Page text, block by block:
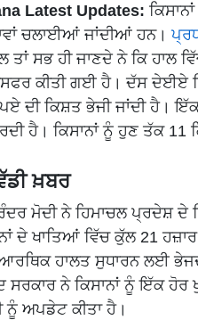
Latest Updates:
ਚਲਾਈਆਂ ਜਾਂਦੀਆਂ ਹਨ।
ਸਭ ਹੀ ਜਾਣਦੇ ਨੇ ਕਿ ਹਾਲ
ਕੀਤੀ ਗਈ ਹੈ। ਦੱਸ ਦੇਈਏ
ਦੀ ਕਿਸ਼ਤ ਭੇਜੀ ਜਾਂਦੀ ਹੈ।
ਹੈ। ਕਿਸਾਨਾਂ ਨੂੰ ਹੁਣ ਤੱਕ 11
ਖ਼ਬਰ
ਮੋਦੀ ਨੇ ਹਿਮਾਚਲ ਪ੍ਰਦੇਸ਼
ਦੇ ਖਾਤਿਆਂ ਵਿੱਚ ਕੁੱਲ 21
ਆਰਥਿਕ ਹਾਲਤ ਸੁਧਾਰਨ ਲਈ
ਸਰਕਾਰ ਨੇ ਕਿਸਾਨਾਂ ਨੂੰ ਇੱਕ
ਨੂੰ ਅਪਡੇਟ ਕੀਤਾ ਹੈ।